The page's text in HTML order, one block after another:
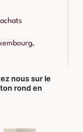
nous sur le
rond en